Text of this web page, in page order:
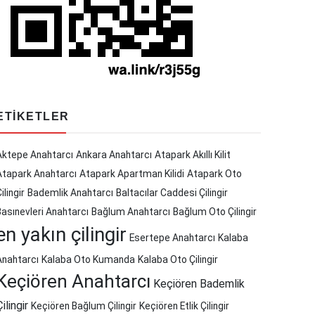
Anahtarcı Ankara Anahtarcı Atapark Akıllı Kilit
Anahtarcı Atapark Apartman Kilidi Atapark Oto
Bademlik Anahtarcı Baltacılar Caddesi Çilingir
Anahtarcı Bağlum Anahtarcı Bağlum Oto Çilingir
yakın çilingir Esertepe Anahtarcı Kalaba
Kalaba Oto Kumanda Kalaba Oto Çilingir
Anahtarcı Keçiören Bademlik
Keçiören Bağlum Çilingir Keçiören Etlik Çilingir